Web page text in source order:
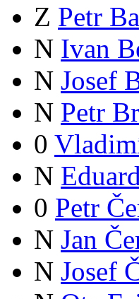
Z Petr
N Ivan
N Josef
N Petr
0
N
0 Petr
N Jan
N Josef